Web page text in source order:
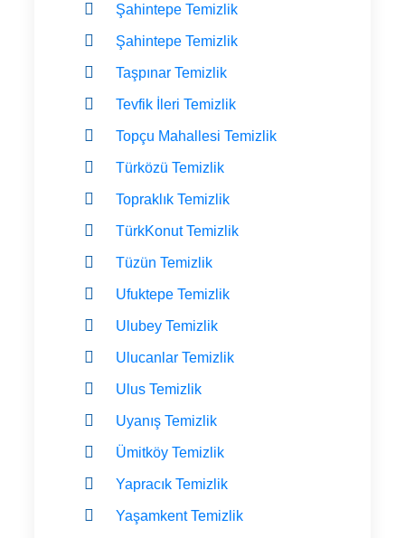
Şahintepe Temizlik
Şahintepe Temizlik
Taşpınar Temizlik
Tevfik İleri Temizlik
Topçu Mahallesi Temizlik
Türközü Temizlik
Topraklık Temizlik
TürkKonut Temizlik
Tüzün Temizlik
Ufuktepe Temizlik
Ulubey Temizlik
Ulucanlar Temizlik
Ulus Temizlik
Uyanış Temizlik
Ümitköy Temizlik
Yapracık Temizlik
Yaşamkent Temizlik